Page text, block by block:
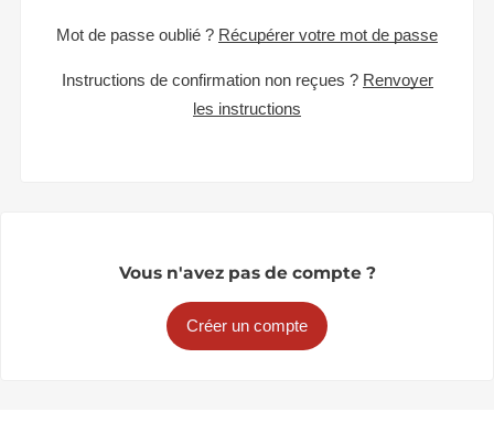
Mot de passe oublié ? Récupérer votre mot de passe
Instructions de confirmation non reçues ? Renvoyer
les instructions
Vous n'avez pas de compte ?
Créer un compte